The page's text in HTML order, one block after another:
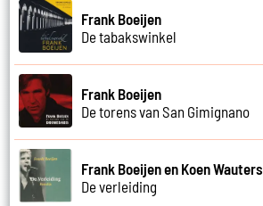
Frank Boeijen
De tabakswinkel
Frank Boeijen
De torens van San Gimignano
Frank Boeijen en Koen Wauters
De verleiding